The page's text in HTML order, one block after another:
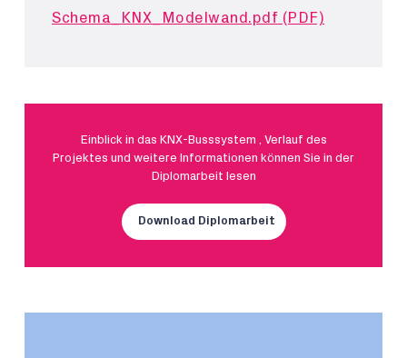
Schema_KNX_Modelwand.pdf (PDF)
Einblick in das KNX-Busssystem , Verlauf des
Projektes und weitere Informationen können Sie in der
Diplomarbeit lesen
Download Diplomarbeit